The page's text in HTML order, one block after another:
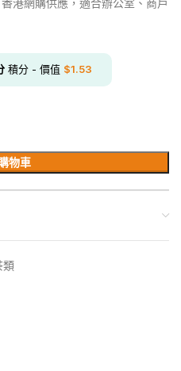
港網購供應，適合辦公室、商戶
積分 - 價值 $1.53
物車
類